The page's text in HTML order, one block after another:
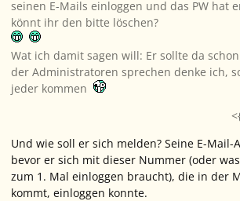
seinen E-Mails einloggen und das PW hat
könnt ihr den bitte löschen?
Wat ich damit sagen will: Er sollte da
der Administratoren sprechen denke ich,
jeder kommen
Und wie soll er sich melden? Seine E-Mail-
bevor er sich mit dieser Nummer (oder
zum 1. Mal einloggen braucht), die in der
kommt, einloggen konnte.